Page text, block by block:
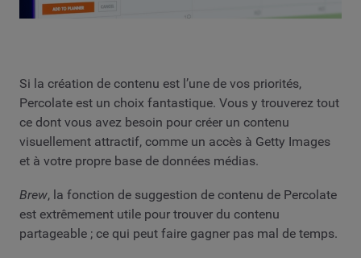
Si la création de contenu est l’une de vos priorités,
Percolate est un choix fantastique. Vous y trouverez tout
ce dont vous avez besoin pour créer un contenu
visuellement attractif, comme un accès à Getty Images
et à votre propre base de données médias.
Brew, la fonction de suggestion de contenu de Percolate
est extrêmement utile pour trouver du contenu
partageable ; ce qui peut faire gagner pas mal de temps.